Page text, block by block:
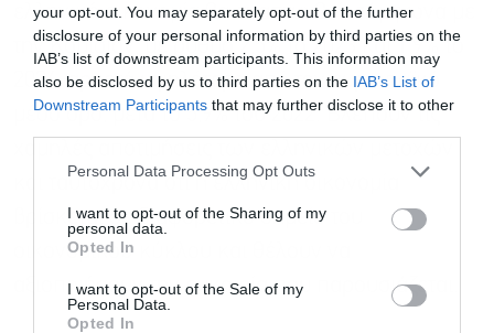
your opt-out. You may separately opt-out of the further
disclosure of your personal information by third parties on the
IAB’s list of downstream participants. This information may
also be disclosed by us to third parties on the IAB’s List of
Downstream Participants that may further disclose it to other
Personal Data Processing Opt Outs
I want to opt-out of the Sharing of my
personal data.
Opted In
I want to opt-out of the Sale of my
Personal Data.
Opted In
ελληνική οικονομία θα αναπτυχθεί, σύμφωνα με
την Κομισιόν, με ρυθμό 2,5% το 2023 και 1,9% το
2024, αρκετά υψηλότερα από τον ευρωπαϊκό
μέσο όρο, μετά το 5,9% του 2022. Βλέπουν τις
και ταυτόχρονα ότι η ελληνική οικονομία
βρίσκεται σε διαφορετικό σημείο του
οικονομικού κύκλου και θέλουν να
αξιοποιήσουν την ευκαιρία που παρουσιάζεται.
Εγγραφή στο
newsletter
Αποδέχομαι τους